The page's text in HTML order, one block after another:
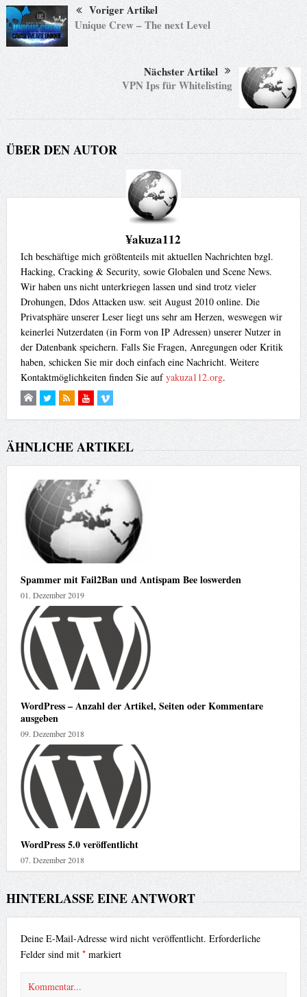
Voriger Artikel
Unique Crew – The next Level
Nächster Artikel
VPN Ips für Whitelisting
ÜBER DEN AUTOR
¥akuza112
Ich beschäftige mich größtenteils mit aktuellen Nachrichten bzgl.
Hacking, Cracking & Security, sowie Globalen und Scene News.
Wir haben uns nicht unterkriegen lassen und sind trotz vieler
Drohungen, Ddos Attacken usw. seit August 2010 online. Die
Privatsphäre unserer Leser liegt uns sehr am Herzen, weswegen wir
keinerlei Nutzerdaten (in Form von IP Adressen) unserer Nutzer in
der Datenbank speichern. Falls Sie Fragen, Anregungen oder Kritik
haben, schicken Sie mir doch einfach eine Nachricht. Weitere
Kontaktmöglichkeiten finden Sie aufyakuza112.org.
ÄHNLICHE ARTIKEL
Spammer mit Fail2Ban und Antispam Bee loswerden
01. Dezember 2019
WordPress – Anzahl der Artikel, Seiten oder Kommentare
ausgeben
09. Dezember 2018
WordPress 5.0 veröffentlicht
07. Dezember 2018
HINTERLASSE EINE ANTWORT
Deine E-Mail-Adresse wird nicht veröffentlicht. Erforderliche
Felder sind mit *markiert